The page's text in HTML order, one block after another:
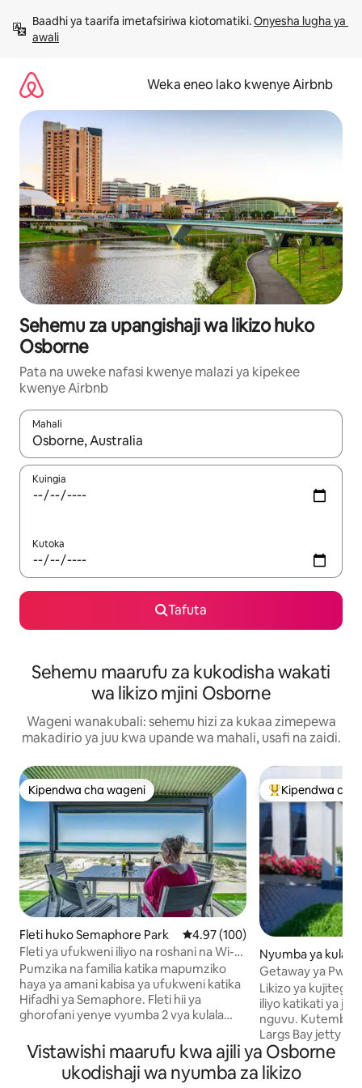
kwenda
kwenye
Baadhi ya taarifa imetafsiriwa kiotomatiki. Onyesha lugha ya
awali
Weka eneo lako kwenye Airbnb
Sehemu za upangishaji wa likizo huko
Osborne
Pata na uweke nafasi kwenye malazi ya kipekee
kwenye Airbnb
Mahali
Wakati matokeo yanapatikana, vinjari kwa kutumia vitufe vya
Kuingia
Kutoka
Tafuta
Sehemu maarufu za kukodisha wakati
wa likizo mjini Osborne
Wageni wanakubali: sehemu hizi za kukaa zimepewa
makadirio ya juu kwa upande wa mahali, usafi na zaidi.
Kipendwa cha wageni
Kipendwa cha wageni
Fleti huko Semaphore Park Ukadiriaji wa wastani wa 4.97
4.97 (100)
Fleti ya ufukweni iliyo na roshani na Wi-Fi
ya bila malipo
Pumzika na familia katika mapumziko
haya ya amani kabisa ya ufukweni katika
Hifadhi ya Semaphore. Fleti hii ya
ghorofani yenye vyumba 2 vya kulala
kutoka kwenye roshani, jikoni, chumba
kikuu cha kulala na sebule. Kitanda cha
mfalme katika chumba kikuu cha kulala,
Kipendwa
Kipendwa cha
Nyumba ya kulala
ko Largs Bay
Getaway ya
Likizo ya
iliyo katikati ya
nguvu. Kutembea kwa dakika 10 kwenda
Largs Bay jetty
kilomita 5 za
Semaphore na
kihistoria.
Vistawishi maarufu kwa ajili ya Osborne
ukodishaji wa nyumba za likizo